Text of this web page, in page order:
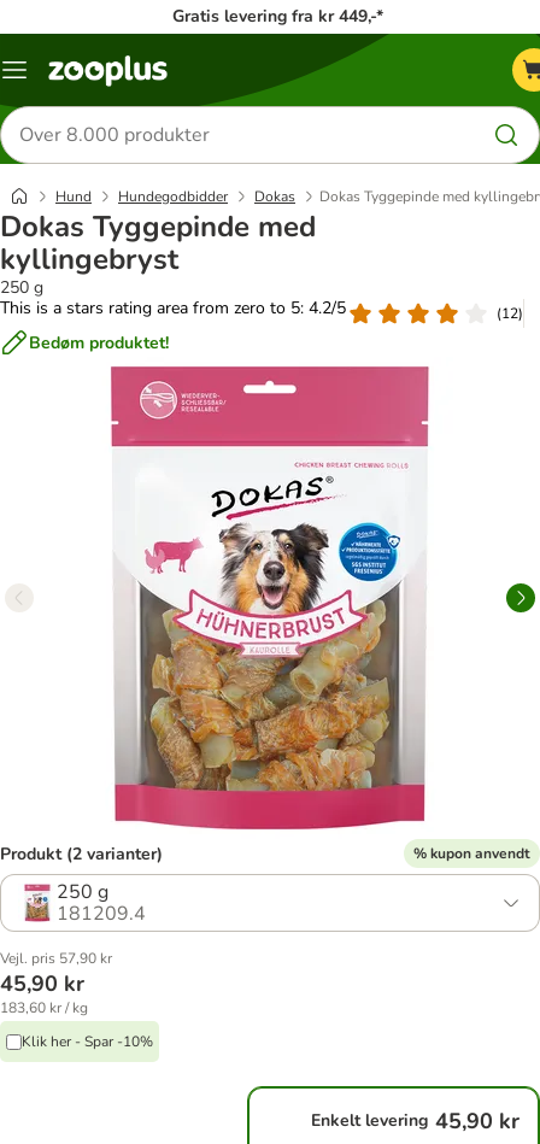
Gratis levering fra kr 449,-*
Menu
Søg
efter
produkter
Hund Hundegodbidder Dokas Dokas Tyggepinde med
Dokas Tyggepinde med
kyllingebryst
250 g
This is a stars rating area from zero to 5: 4.2/5
(12)
Bedøm produktet!
Produkt (2 varianter) % kupon anvendt
250 g
181209.4
Vejl. pris 57,90 kr
45,90 kr
183,60 kr / kg
Klik her - Spar -10%
Enkelt levering 45,90 kr